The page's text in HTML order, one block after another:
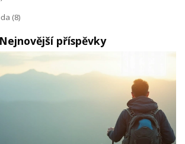
(8)
Nejnovější příspěvky